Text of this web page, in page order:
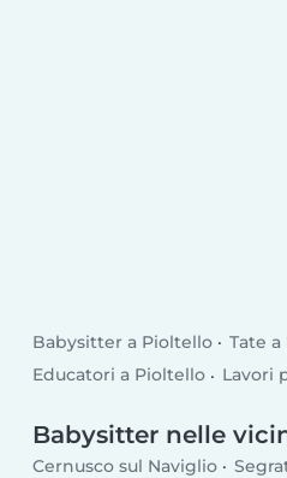
Babysitter a Pioltello
Tate
Educatori a Pioltello
Lavori
Babysitter nelle
Cernusco sul Naviglio